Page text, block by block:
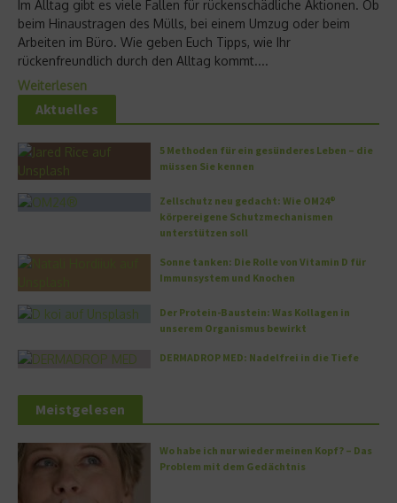
Im Alltag gibt es viele Fallen für rückenschädliche Aktionen. Ob
beim Hinaustragen des Mülls, bei einem Umzug oder beim
Arbeiten im Büro. Wie geben Euch Tipps, wie Ihr
rückenfreundlich durch den Alltag kommt....
Weiterlesen
Aktuelles
5 Methoden für ein gesünderes Leben – die
müssen Sie kennen
Zellschutz neu gedacht: Wie OM24®
körpereigene Schutzmechanismen
unterstützen soll
Sonne tanken: Die Rolle von Vitamin D für
Immunsystem und Knochen
Der Protein-Baustein: Was Kollagen in
unserem Organismus bewirkt
DERMADROP MED: Nadelfrei in die Tiefe
Meistgelesen
Wo habe ich nur wieder meinen Kopf? – Das
Problem mit dem Gedächtnis